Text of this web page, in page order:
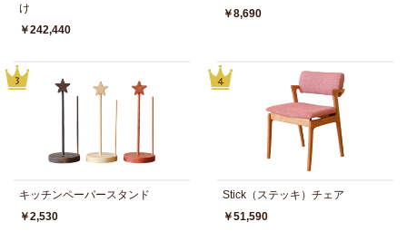
け
￥242,440
￥8,690
キッチンペーパースタンド
￥2,530
Stick（ステッキ）チェア
￥51,590